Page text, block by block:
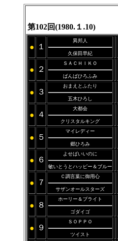
第102回(1980.１.10)
● １
異邦人
久保田早紀
● ２
ＳＡＣＨＩＫＯ
ばんばひろふみ
● ３
おまえとふたり
五木ひろし
● ４
大都会
クリスタルキング
● ５
マイレディー
郷ひろみ
● ６
よせばいいのに
敏いとうとハッピー＆ブルー
● ７
Ｃ調言葉に御用心
サザンオールスターズ
● ８
ホーリー＆ブライト
ゴダイゴ
● ９
ＳＯＰＰＯ
ツイスト